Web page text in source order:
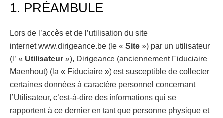
1. PRÉAMBULE
Lors de l’accès et de l’utilisation du site
internet www.dirigeance.be (le « Site ») par un utilisateur
(l’ « Utilisateur »), Dirigeance (anciennement Fiduciaire
Maenhout) (la « Fiduciaire ») est susceptible de collecter
certaines données à caractère personnel concernant
l’Utilisateur, c’est-à-dire des informations qui se
rapportent à ce dernier en tant que personne physique et